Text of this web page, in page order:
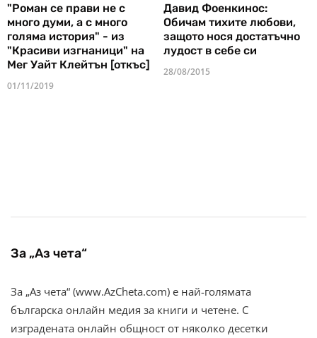
"Роман се прави не с
много думи, а с много
голяма история" - из
"Красиви изгнаници" на
Мег Уайт Клейтън [откъс]
01/11/2019
Давид Фоенкинос:
Обичам тихите любови,
защото нося достатъчно
лудост в себе си
28/08/2015
За „Аз чета“
За „Аз чета“ (www.AzCheta.com) е най-голямата
българска онлайн медия за книги и четене. С
изградената онлайн общност от няколко десетки